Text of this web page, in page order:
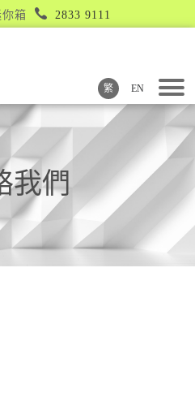
箱 2833 9111
繁 EN
我們